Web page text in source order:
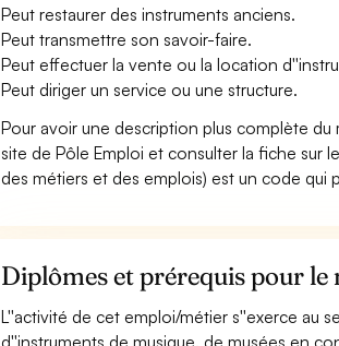
Peut restaurer des instruments anciens.
Peut transmettre son savoir-faire.
Peut effectuer la vente ou la location
Peut diriger un service ou une structure.
Pour avoir une description plus complète
site de Pôle Emploi et consulter la fiche sur
des métiers et des emplois) est un code
Diplômes et prérequis pour
L''activité de cet emploi/métier s''exerce au
d''instruments de musique, de musées en